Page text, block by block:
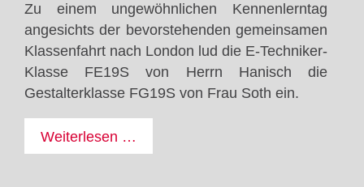
Zu einem ungewöhnlichen Kennenlerntag
angesichts der bevorstehenden gemeinsamen
Klassenfahrt nach London lud die E-Techniker-
Klasse FE19S von Herrn Hanisch die
Gestalterklasse FG19S von Frau Soth ein.
Weiterlesen …
Technik